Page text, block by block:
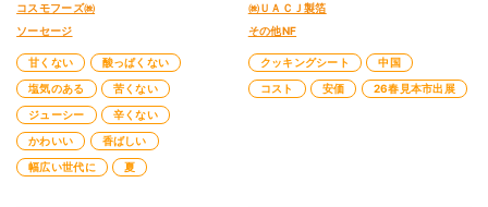
コスモフーズ㈱
ソーセージ
甘くない
酸っぱくない
塩気のある
苦くない
ジューシー
辛くない
かわいい
香ばしい
幅広い世代に
夏
㈱ＵＡＣＪ製箔
その他NF
クッキングシート
中国
コスト
安価 26春見本市出展